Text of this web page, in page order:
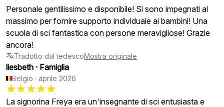
Personale gentilissimo e disponibile! Si sono impegnati al
massimo per fornire supporto individuale ai bambini! Una
scuola di sci fantastica con persone meravigliose! Grazie
ancora!
Tradotto dal tedescoMostra originale
liesbeth · Famiglia
Belgio · aprile 2026
La signorina Freya era un'insegnante di sci entusiasta e